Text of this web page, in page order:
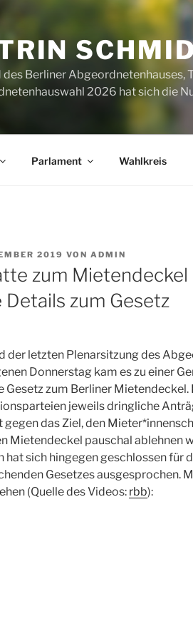
Berliner Abgeordnetenhauses,
2026 hat sich die
Parlament Wahlkreis
2019 VON ADMIN
zum Mietendeckel
Details zum Gesetz
der letzten Plenarsitzung des
Donnerstag kam es zu einer
Gesetz zum Berliner Mietendeckel.
jeweils dringliche
gegen das Ziel, den
Mietendeckel pauschal ablehnen
hat sich hingegen geschlossen für
Gesetzes ausgesprochen.
(Quelle des Videos: rbb):